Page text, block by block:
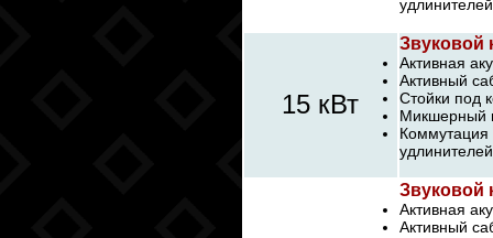
15 кВт
Звуковой
Активная
Активный
Стойки под
Микшерный
Коммутация
Звуковой
Активная
Активный